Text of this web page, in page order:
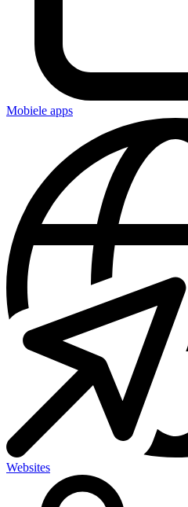
Mobiele apps
Websites